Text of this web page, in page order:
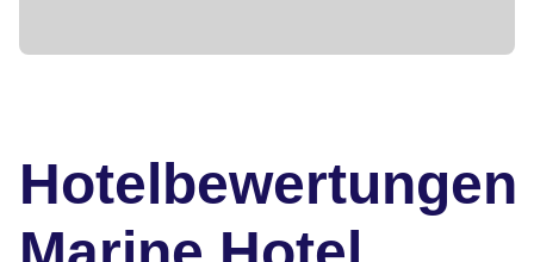
Hotelbewertungen